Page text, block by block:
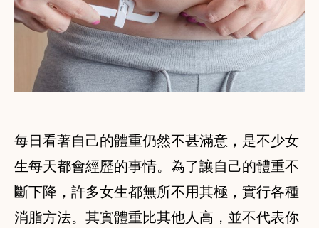
每日看著自己的體重仍然不甚滿意，是不少女
生每天都會經歷的事情。為了讓自己的體重不
斷下降，許多女生都無所不用其極，實行各種
消脂方法。其實體重比其他人高，並不代表你